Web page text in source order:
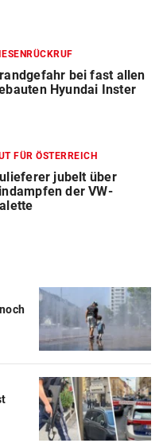
bei fast allen
Hyundai Inster
FÜR ÖSTERREICH
jubelt über
der VW-